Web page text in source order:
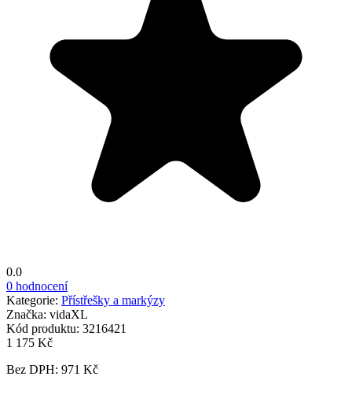
0.0
0 hodnocení
Kategorie: Přístřešky a markýzy
Značka: vidaXL
Kód produktu: 3216421
1 175 Kč
Bez DPH: 971 Kč